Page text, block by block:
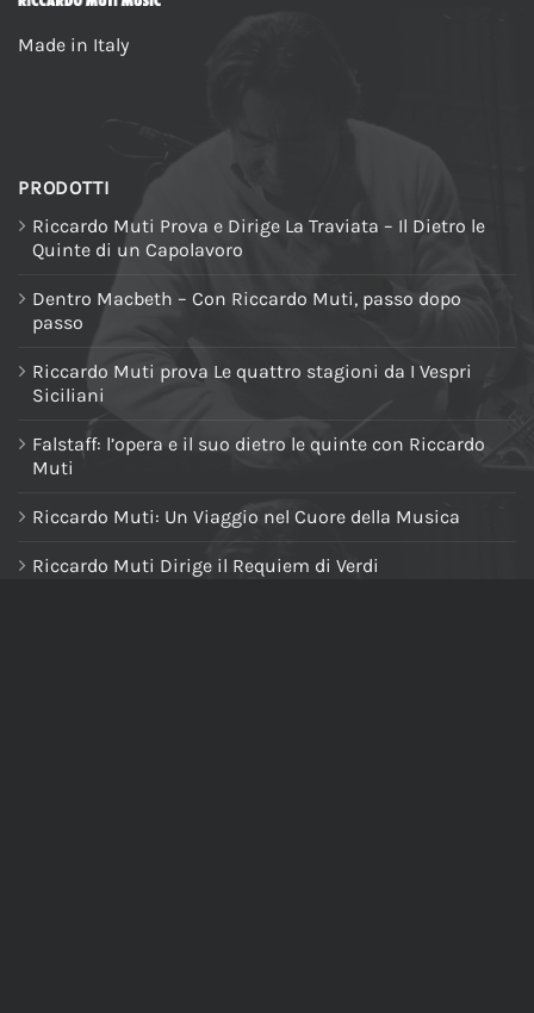
Made in Italy
PRODOTTI
Riccardo Muti Prova e Dirige La Traviata – Il Dietro le
Quinte di un Capolavoro
Dentro Macbeth – Con Riccardo Muti, passo dopo
passo
Riccardo Muti prova Le quattro stagioni da I Vespri
Siciliani
Falstaff: l’opera e il suo dietro le quinte con Riccardo
Muti
Riccardo Muti: Un Viaggio nel Cuore della Musica
Riccardo Muti Dirige il Requiem di Verdi